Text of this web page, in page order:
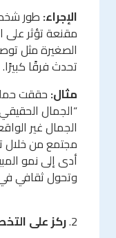
الإجراء: طور
مقنعة تؤثر على
الصغيرة مثل
تحدث فرقًا كبيرًا.
مثال:
“الجمال
الجمال غير
مجتمع من خلال
أدى إلى نمو
وتحول ثقافي
2. ركز على